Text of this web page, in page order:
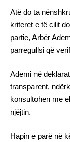
Atë do ta
kriteret e të cilit
partie, Arbër
parregullsi që
Ademi në
transparent,
konsultohen me
njëjtin.
Hapin e parë në